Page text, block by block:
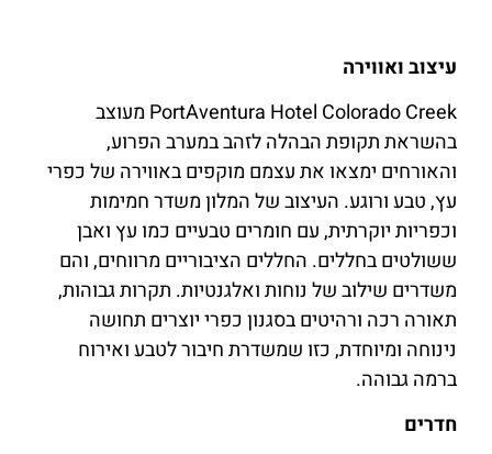
עיצוב ואווירה
PortAventura Hotel Colorado Creek מעוצב
בהשראת תקופת הבהלה לזהב במערב הפרוע,
והאורחים ימצאו את עצמם מוקפים באווירה של כפרי
עץ, טבע ורוגע. העיצוב של המלון משדר חמימות
וכפריות יוקרתית, עם חומרים טבעיים כמו עץ ואבן
ששולטים בחללים. החללים הציבוריים מרווחים, והם
משדרים שילוב של נוחות ואלגנטיות. תקרות גבוהות,
תאורה רכה ורהיטים בסגנון כפרי יוצרים תחושה
נינוחה ומיוחדת, כזו שמשדרת חיבור לטבע ואירוח
ברמה גבוהה.
חדרים